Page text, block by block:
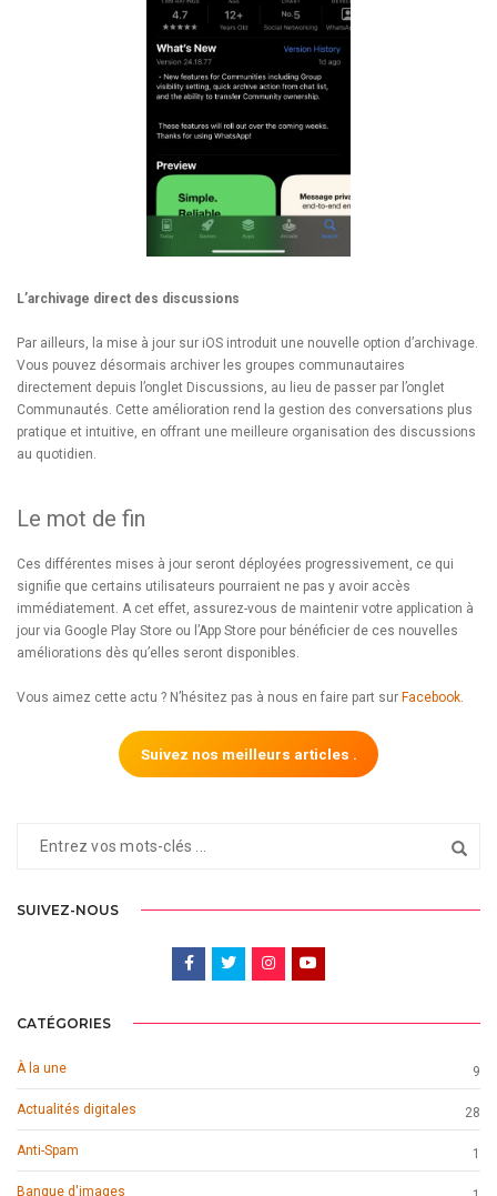
L’archivage direct des discussions
Par ailleurs, la mise à jour sur iOS introduit une nouvelle option d’archivage.
Vous pouvez désormais archiver les groupes communautaires
directement depuis l’onglet Discussions, au lieu de passer par l’onglet
Communautés. Cette amélioration rend la gestion des conversations plus
pratique et intuitive, en offrant une meilleure organisation des discussions
au quotidien.
Le mot de fin
Ces différentes mises à jour seront déployées progressivement, ce qui
signifie que certains utilisateurs pourraient ne pas y avoir accès
immédiatement. A cet effet, assurez-vous de maintenir votre application à
jour via Google Play Store ou l’App Store pour bénéficier de ces nouvelles
améliorations dès qu’elles seront disponibles.
Vous aimez cette actu ? N’hésitez pas à nous en faire part sur Facebook.
Suivez nos meilleurs articles .
SUIVEZ-NOUS
CATÉGORIES
À la une 9
Actualités digitales 28
Anti-Spam 1
Banque d'images